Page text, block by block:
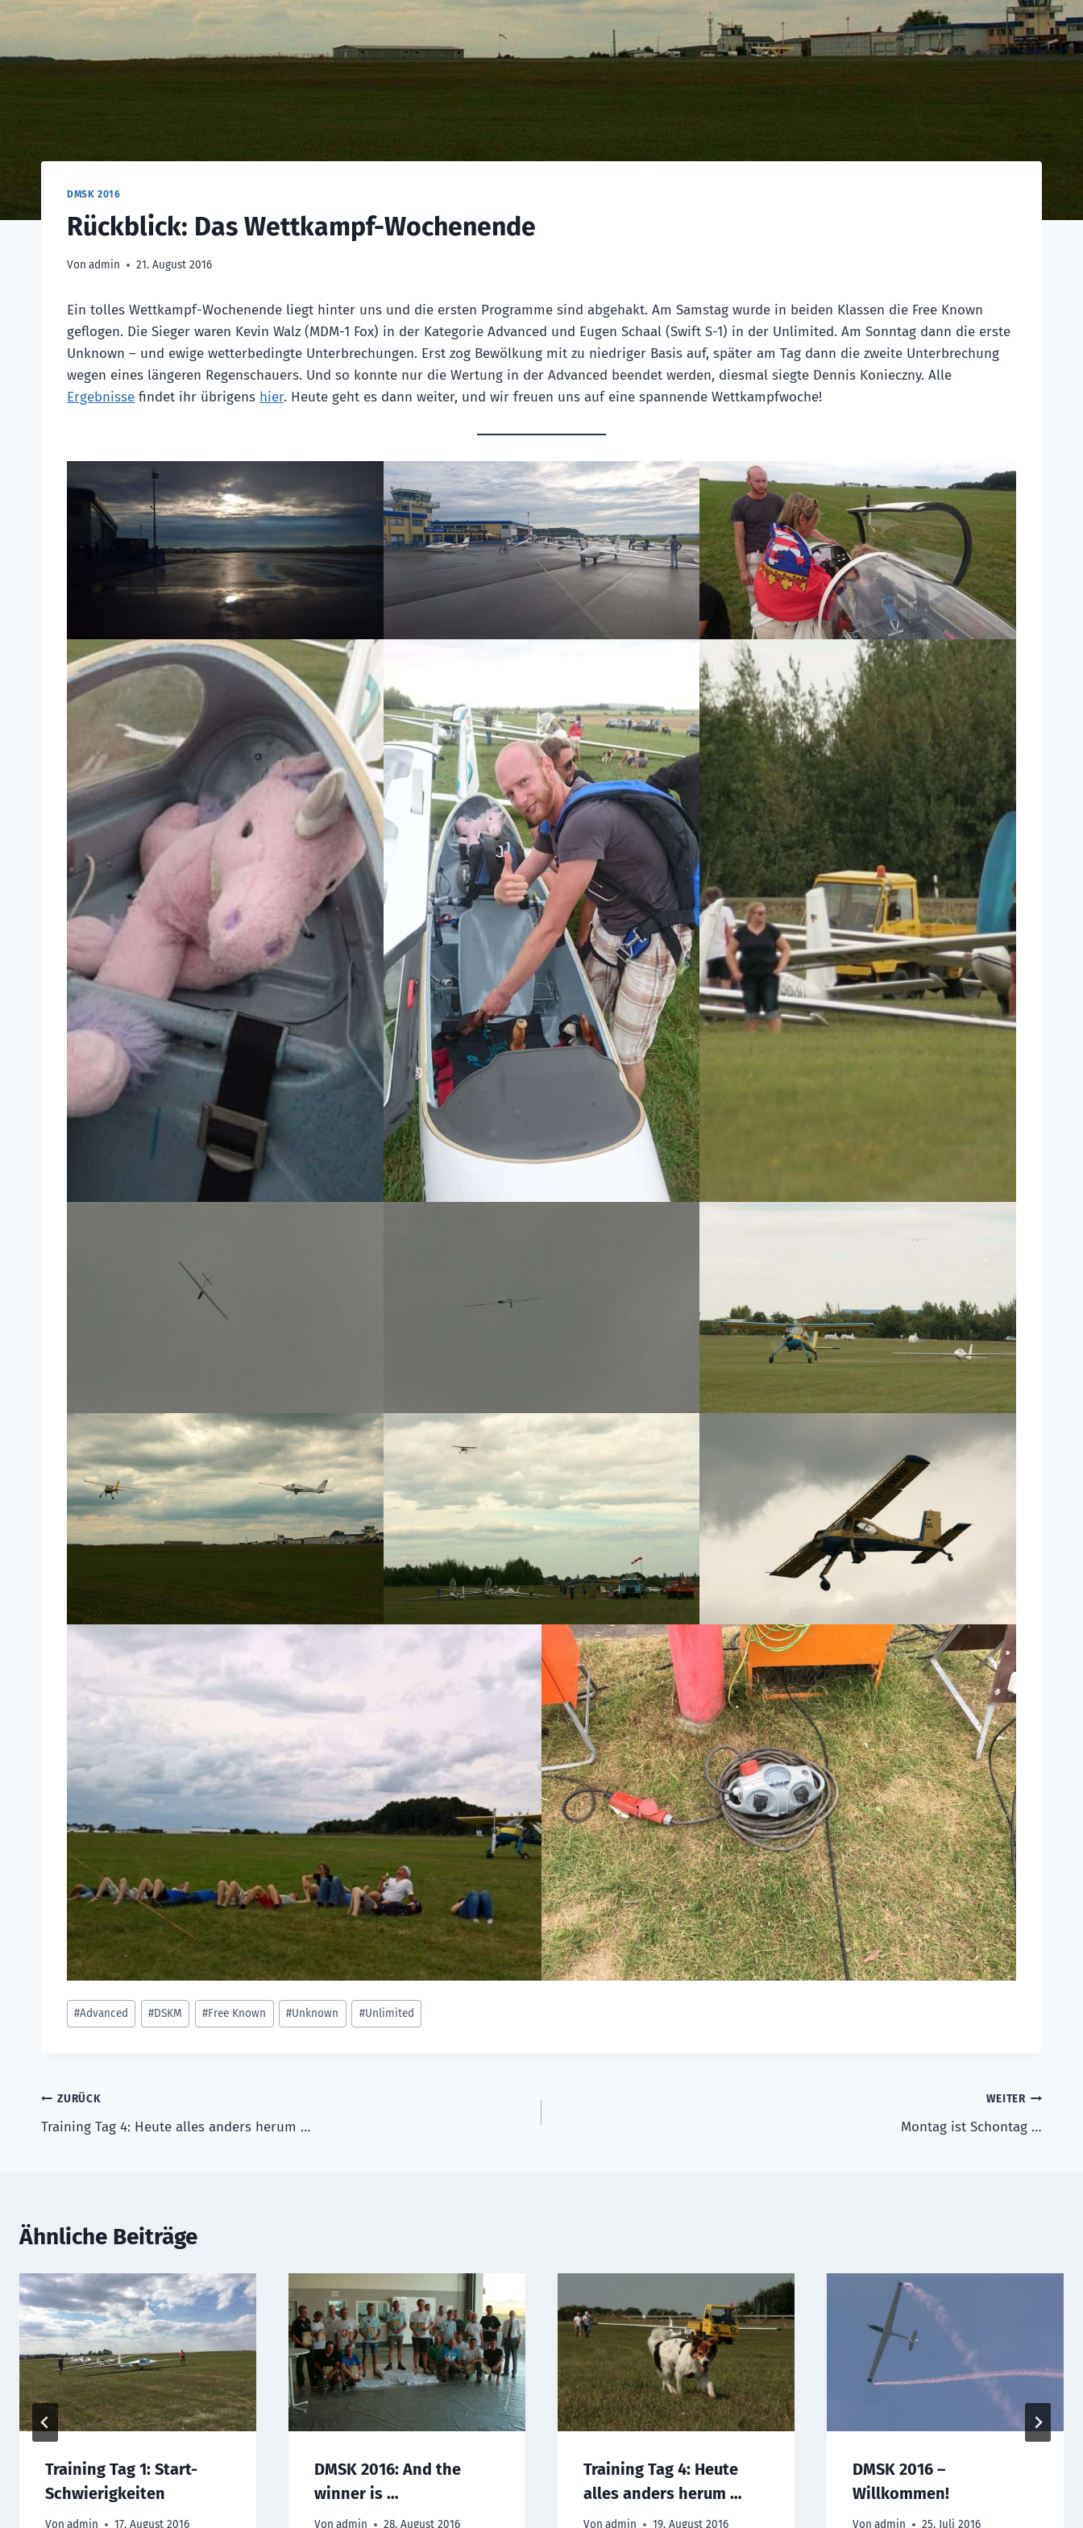
DMSK 2016
Rückblick: Das Wettkampf-Wochenende
Von admin 21. August 2016
Ein tolles Wettkampf-Wochenende liegt hinter uns und die ersten Programme sind abgehakt. Am Samstag wurde in beiden Klassen die Free Known
geflogen. Die Sieger waren Kevin Walz (MDM-1 Fox) in der Kategorie Advanced und Eugen Schaal (Swift S-1) in der Unlimited. Am Sonntag dann die erste
Unknown – und ewige wetterbedingte Unterbrechungen. Erst zog Bewölkung mit zu niedriger Basis auf, später am Tag dann die zweite Unterbrechung
wegen eines längeren Regenschauers. Und so konnte nur die Wertung in der Advanced beendet werden, diesmal siegte Dennis Konieczny. Alle
Ergebnisse findet ihr übrigens hier. Heute geht es dann weiter, und wir freuen uns auf eine spannende Wettkampfwoche!
Schlagworte:
#Advanced #DSKM #Free Known #Unknown #Unlimited
Beitragsnavigation
ZURÜCK
Training Tag 4: Heute alles anders herum …
WEITER
Montag ist Schontag …
Ähnliche Beiträge
Training Tag 1: Start-
Schwierigkeiten
Von admin 17. August 2016
DMSK 2016: And the
winner is …
Von admin 28. August 2016
Training Tag 4: Heute
alles anders herum …
Von admin 19. August 2016
DMSK 2016 –
Willkommen!
Von admin 25. Juli 2016